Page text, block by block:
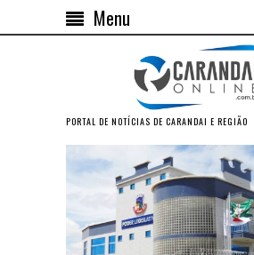
Menu
PORTAL DE NOTÍCIAS DE CARANDAI E REGIÃO